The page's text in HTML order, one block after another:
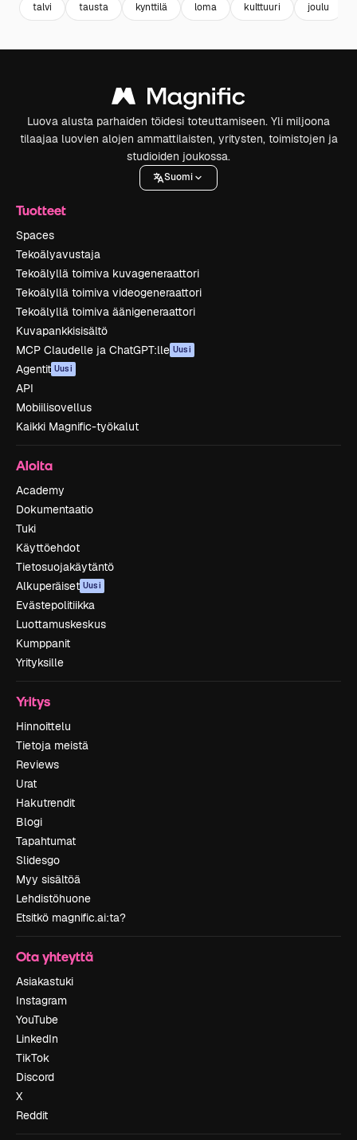
talvi tausta kynttilä loma kulttuuri joulu
Luova alusta parhaiden töidesi toteuttamiseen. Yli miljoona
tilaajaa luovien alojen ammattilaisten, yritysten, toimistojen ja
studioiden joukossa.
Suomi
Tuotteet
Spaces
Tekoälyavustaja
Tekoälyllä toimiva kuvageneraattori
Tekoälyllä toimiva videogeneraattori
Tekoälyllä toimiva äänigeneraattori
Kuvapankkisisältö
MCP Claudelle ja ChatGPT:lle Uusi
Agentit Uusi
API
Mobiilisovellus
Kaikki Magnific-työkalut
Aloita
Academy
Dokumentaatio
Tuki
Käyttöehdot
Tietosuojakäytäntö
Alkuperäiset Uusi
Evästepolitiikka
Luottamuskeskus
Kumppanit
Yrityksille
Yritys
Hinnoittelu
Tietoja meistä
Reviews
Urat
Hakutrendit
Blogi
Tapahtumat
Slidesgo
Myy sisältöä
Lehdistöhuone
Etsitkö magnific.ai:ta?
Ota yhteyttä
Asiakastuki
Instagram
YouTube
LinkedIn
TikTok
Discord
X
Reddit